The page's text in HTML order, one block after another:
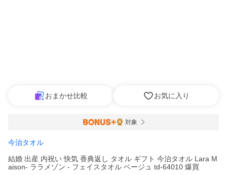
おまかせ比較 お気に入り
対象
今治タオル
結婚 出産 内祝い 快気 香典返し タオル ギフト 今治タオル Lara M
aison- ララメゾン - フェイスタオル ベージュ td-64010 爆買